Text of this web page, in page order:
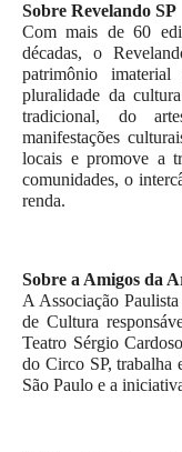
Sobre Revelando SP
Com mais de 60
décadas, o
patrimônio
pluralidade da
tradicional, do
manifestações
locais e promove a
comunidades, o
renda.
Sobre a Amigos da
A Associação
de Cultura
Teatro Sérgio
do Circo SP, trabalha
São Paulo e a